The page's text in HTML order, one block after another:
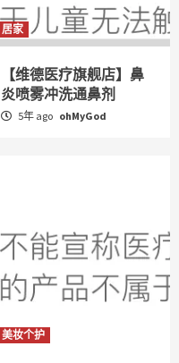
居家
【维德医疗旗舰店】鼻
炎喷雾冲洗通鼻剂
5年 ago ohMyGod
美妆个护